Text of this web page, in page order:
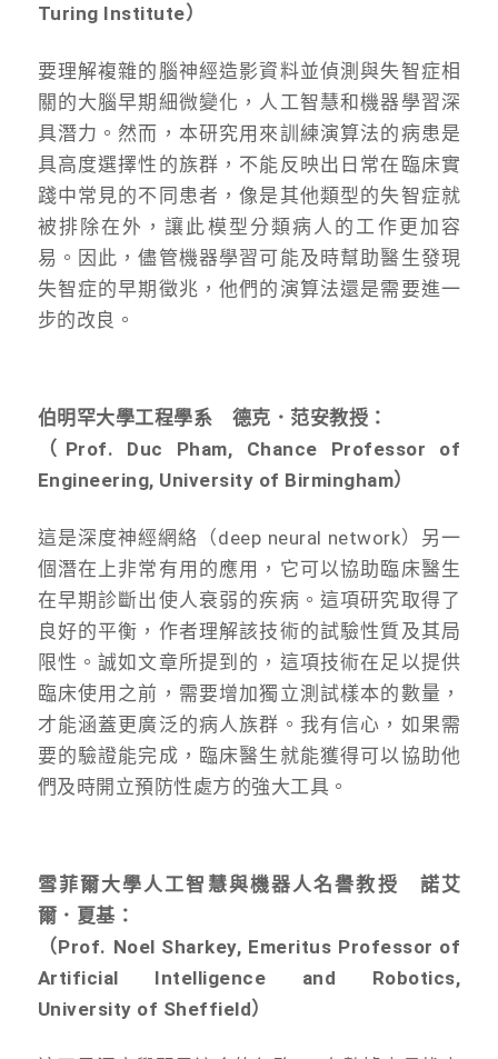
Turing Institute）
要理解複雜的腦神經造影資料並偵測與失智症相
關的大腦早期細微變化，人工智慧和機器學習深
具潛力。然而，本研究用來訓練演算法的病患是
具高度選擇性的族群，不能反映出日常在臨床實
踐中常見的不同患者，像是其他類型的失智症就
被排除在外，讓此模型分類病人的工作更加容
易。因此，儘管機器學習可能及時幫助醫生發現
失智症的早期徵兆，他們的演算法還是需要進一
步的改良。
伯明罕大學工程學系 德克．范安教授：
（Prof. Duc Pham, Chance Professor of
Engineering, University of Birmingham）
這是深度神經網絡（deep neural network）另一
個潛在上非常有用的應用，它可以協助臨床醫生
在早期診斷出使人衰弱的疾病。這項研究取得了
良好的平衡，作者理解該技術的試驗性質及其局
限性。誠如文章所提到的，這項技術在足以提供
臨床使用之前，需要增加獨立測試樣本的數量，
才能涵蓋更廣泛的病人族群。我有信心，如果需
要的驗證能完成，臨床醫生就能獲得可以協助他
們及時開立預防性處方的強大工具。
雪菲爾大學人工智慧與機器人名譽教授 諾艾
爾．夏基：
（Prof. Noel Sharkey, Emeritus Professor of
Artificial Intelligence and Robotics,
University of Sheffield）